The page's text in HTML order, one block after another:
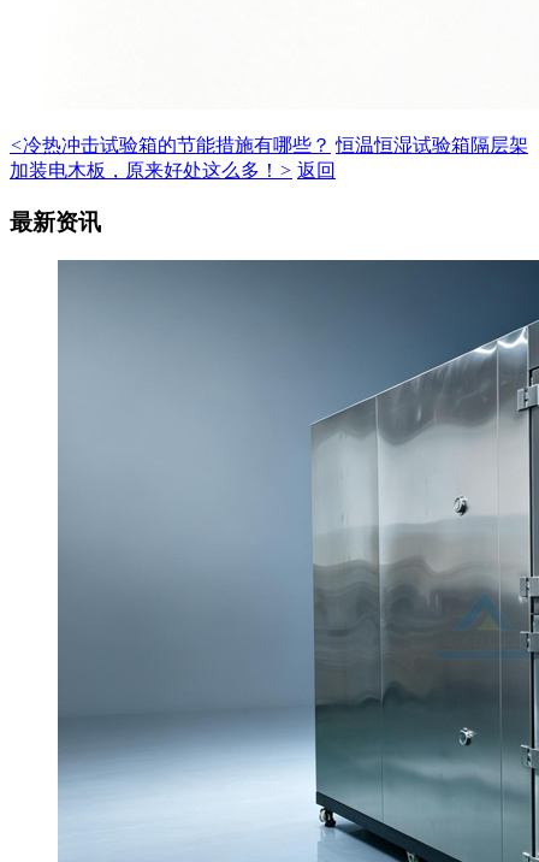
<冷热冲击试验箱的节能措施有哪些？ 恒温恒湿试验箱隔层架
加装电木板，原来好处这么多！ > 返回
最新资讯